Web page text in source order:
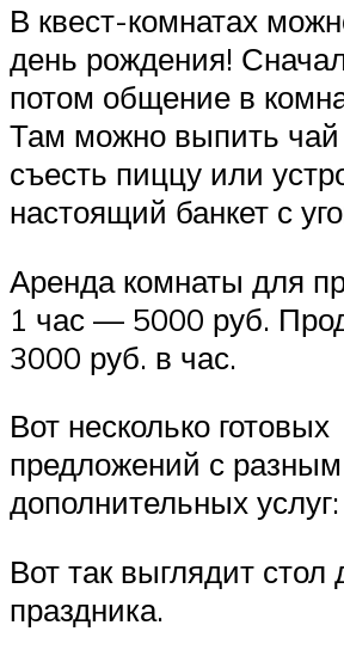
В квест-комнатах
день рождения!
потом общение в
Там можно выпить чай
съесть пиццу или
настоящий банкет с
Аренда комнаты для
1 час — 5000 руб.
3000 руб. в час.
Вот несколько готовых
предложений с
дополнительных услуг:
Вот так выглядит стол
праздника.